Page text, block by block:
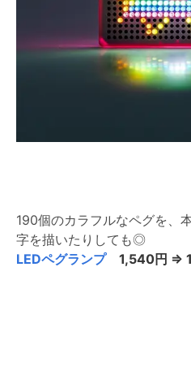
190個のカラフルなペグを、
字を描いたりしても◎
LEDペグランプ1,540円 ⇒